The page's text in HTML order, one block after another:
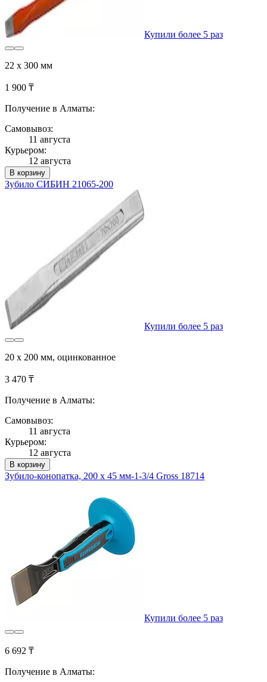
Купили более 5 раз
22 х 300 мм
1 900 ₸
Получение в Алматы:
Самовывоз:
11 августа
Курьером:
12 августа
В корзину
Зубило СИБИН 21065-200
Купили более 5 раз
20 х 200 мм, оцинкованное
3 470 ₸
Получение в Алматы:
Самовывоз:
11 августа
Курьером:
12 августа
В корзину
Зубило-конопатка, 200 х 45 мм-1-3/4 Gross 18714
Купили более 5 раз
6 692 ₸
Получение в Алматы: